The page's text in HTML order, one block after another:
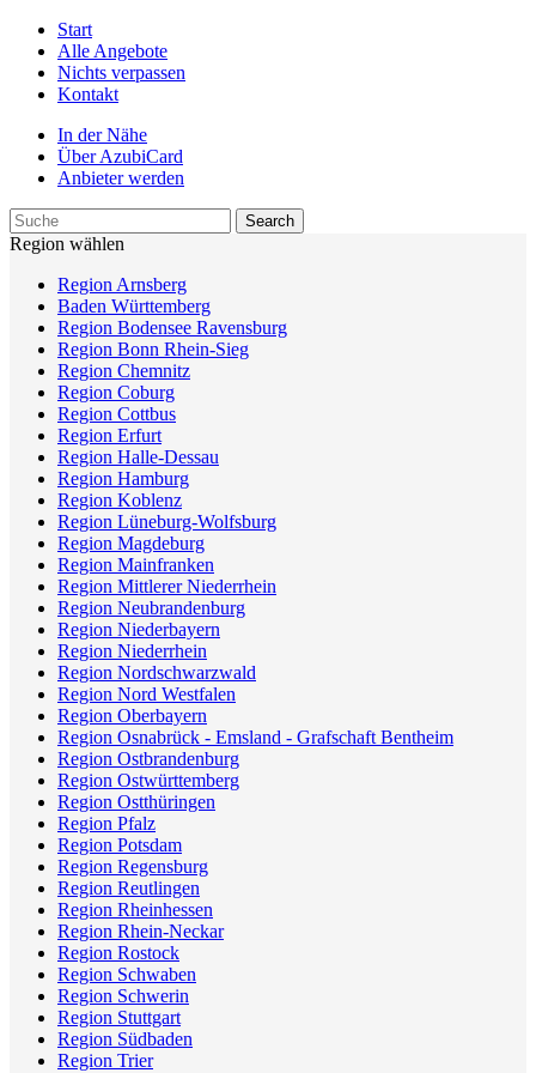
Start
Alle Angebote
Nichts verpassen
Kontakt
In der Nähe
Über AzubiCard
Anbieter werden
Region wählen
Region Arnsberg
Baden Württemberg
Region Bodensee Ravensburg
Region Bonn Rhein-Sieg
Region Chemnitz
Region Coburg
Region Cottbus
Region Erfurt
Region Halle-Dessau
Region Hamburg
Region Koblenz
Region Lüneburg-Wolfsburg
Region Magdeburg
Region Mainfranken
Region Mittlerer Niederrhein
Region Neubrandenburg
Region Niederbayern
Region Niederrhein
Region Nordschwarzwald
Region Nord Westfalen
Region Oberbayern
Region Osnabrück - Emsland - Grafschaft Bentheim
Region Ostbrandenburg
Region Ostwürttemberg
Region Ostthüringen
Region Pfalz
Region Potsdam
Region Regensburg
Region Reutlingen
Region Rheinhessen
Region Rhein-Neckar
Region Rostock
Region Schwaben
Region Schwerin
Region Stuttgart
Region Südbaden
Region Trier